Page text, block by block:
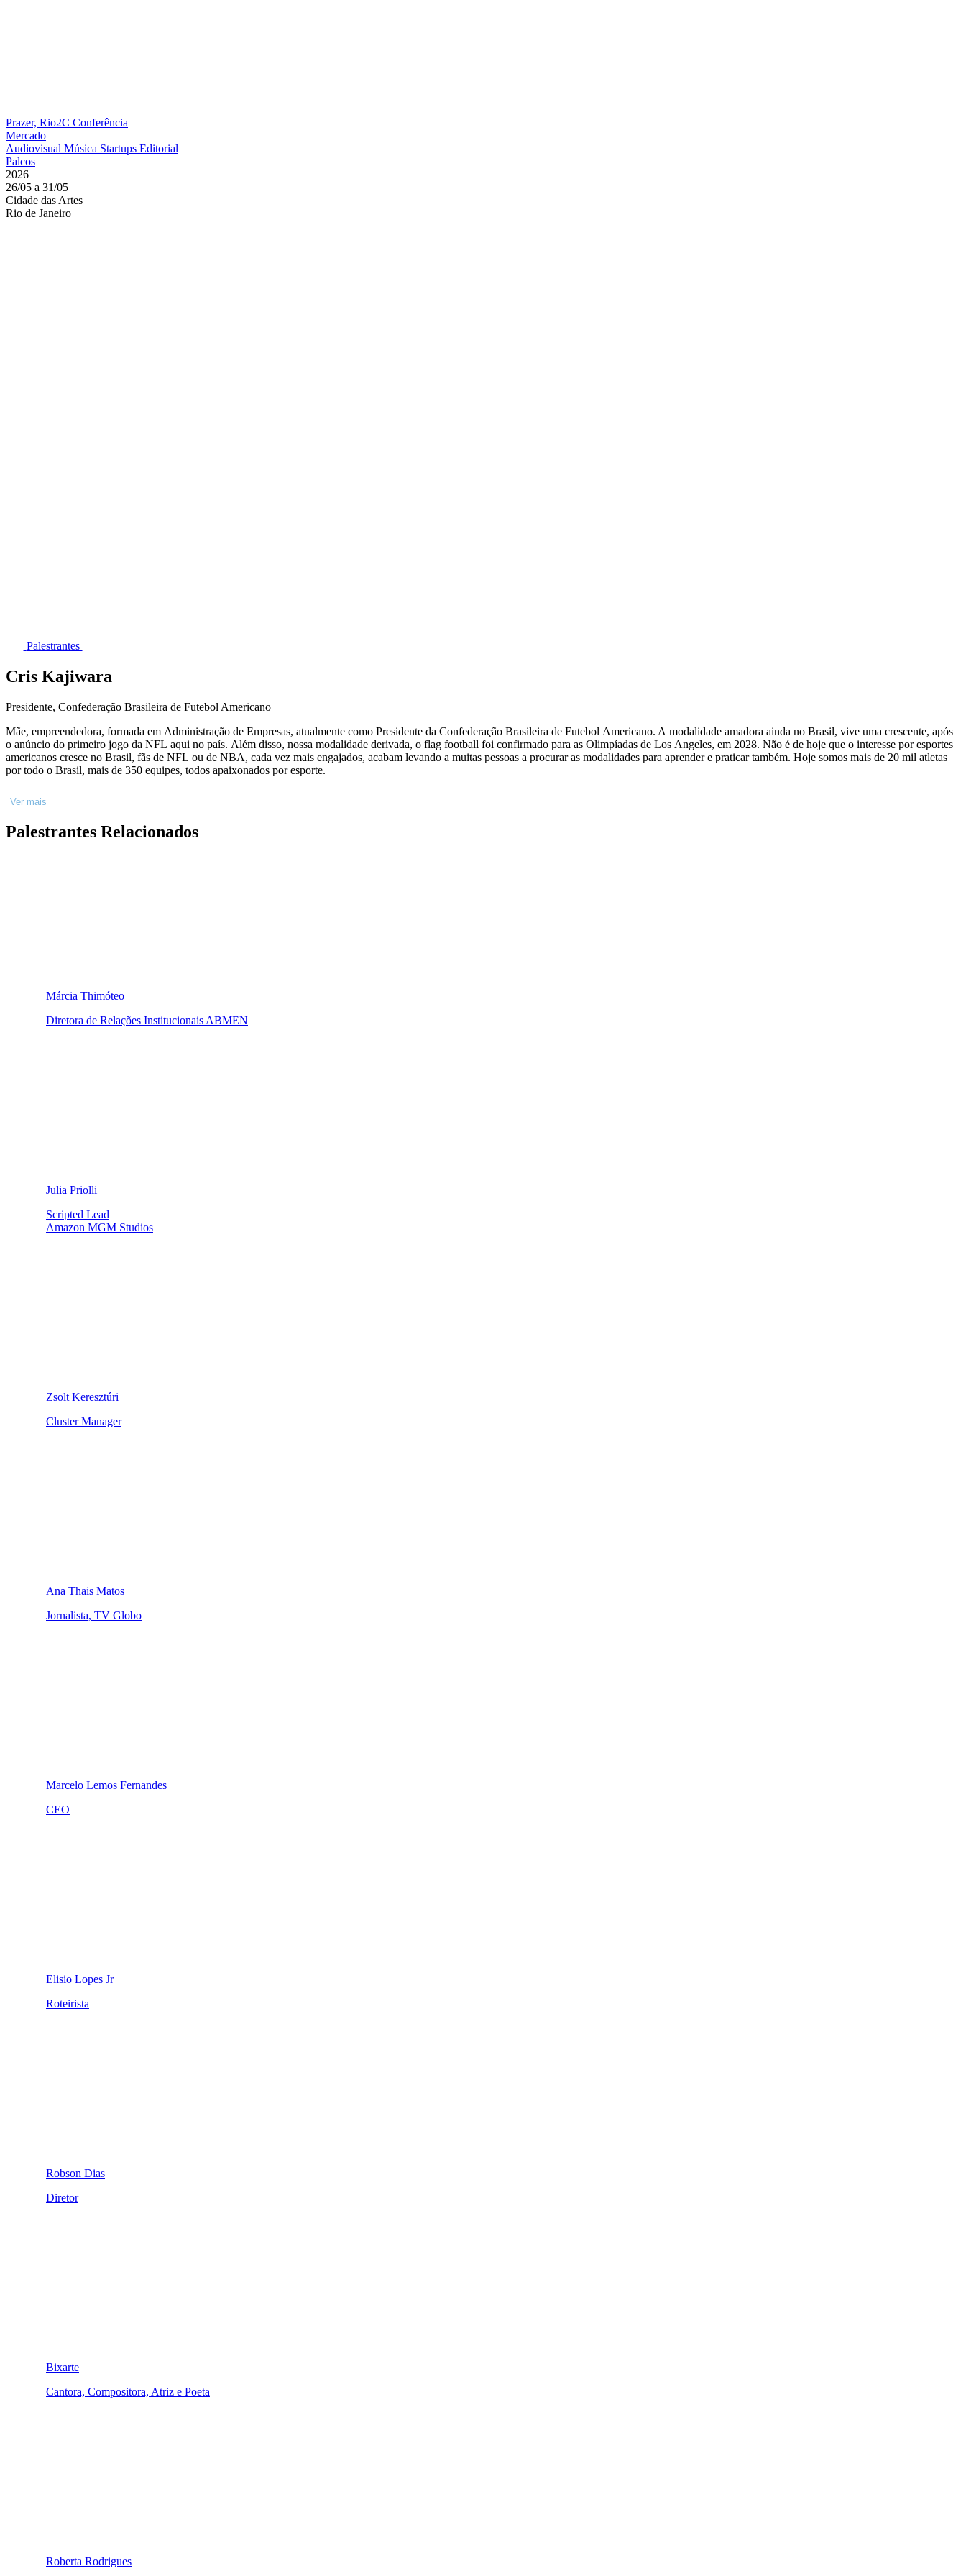
Prazer, Rio2C Conferência
Mercado
Audiovisual Música Startups Editorial
Palcos
2026
26/05 a 31/05
Cidade das Artes
Rio de Janeiro
Palestrantes
Cris Kajiwara
Presidente, Confederação Brasileira de Futebol Americano
Mãe, empreendedora, formada em Administração de Empresas, atualmente como Presidente da Confederação Brasileira de Futebol Americano. A modalidade amadora ainda no Brasil, vive uma crescente, após
o anúncio do primeiro jogo da NFL aqui no país. Além disso, nossa modalidade derivada, o flag football foi confirmado para as Olimpíadas de Los Angeles, em 2028. Não é de hoje que o interesse por esportes
americanos cresce no Brasil, fãs de NFL ou de NBA, cada vez mais engajados, acabam levando a muitas pessoas a procurar as modalidades para aprender e praticar também. Hoje somos mais de 20 mil atletas
por todo o Brasil, mais de 350 equipes, todos apaixonados por esporte.
Ver mais
Palestrantes Relacionados
Márcia Thimóteo
Diretora de Relações Institucionais ABMEN
Julia Priolli
Scripted Lead
Amazon MGM Studios
Zsolt Keresztúri
Cluster Manager
Ana Thais Matos
Jornalista, TV Globo
Marcelo Lemos Fernandes
CEO
Elisio Lopes Jr
Roteirista
Robson Dias
Diretor
Bixarte
Cantora, Compositora, Atriz e Poeta
Roberta Rodrigues